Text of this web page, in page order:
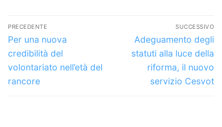
Navigazione
articoli
PRECEDENTE
Articolo
precedente:
Per una nuova
credibilità del
volontariato nell’età del
rancore
SUCCESSIVO
Articolo
successivo:
Adeguamento degli
statuti alla luce della
riforma, il nuovo
servizio Cesvot